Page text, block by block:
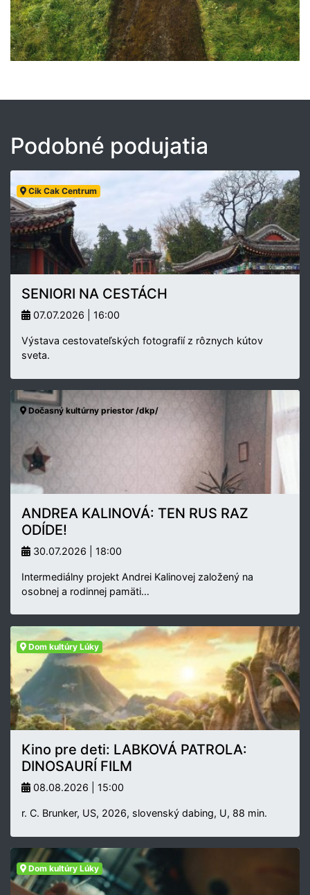
Podobné podujatia
Cik Cak Centrum
SENIORI NA CESTÁCH
07.07.2026 | 16:00
Výstava cestovateľských fotografií z rôznych kútov
sveta.
Dočasný kultúrny priestor /dkp/
ANDREA KALINOVÁ: TEN RUS RAZ
ODÍDE!
30.07.2026 | 18:00
Intermediálny projekt Andrei Kalinovej založený na
osobnej a rodinnej pamäti…
Dom kultúry Lúky
Kino pre deti: LABKOVÁ PATROLA:
DINOSAURÍ FILM
08.08.2026 | 15:00
r. C. Brunker, US, 2026, slovenský dabing, U, 88 min.
Dom kultúry Lúky